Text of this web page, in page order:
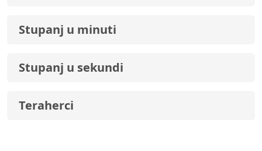
Stupanj u minuti
Stupanj u sekundi
Teraherci